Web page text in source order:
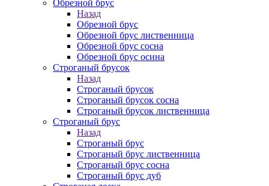
Обрезной брус
Назад
Обрезной брус
Обрезной брус лиственница
Обрезной брус сосна
Обрезной брус осина
Строганый брусок
Назад
Строганый брусок
Строганый брусок сосна
Строганый брусок лиственница
Строганый брус
Назад
Строганый брус
Строганый брус лиственница
Строганый брус сосна
Строганый брус дуб